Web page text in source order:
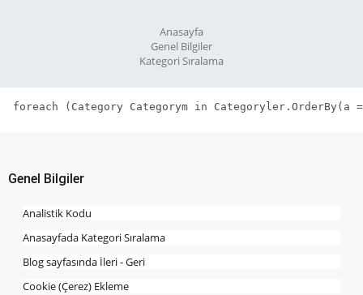
Anasayfa
Genel Bilgiler
Kategori Sıralama
Genel Bilgiler
Analistik Kodu
Anasayfada Kategori Sıralama
Blog sayfasında İleri - Geri
Cookie (Çerez) Ekleme